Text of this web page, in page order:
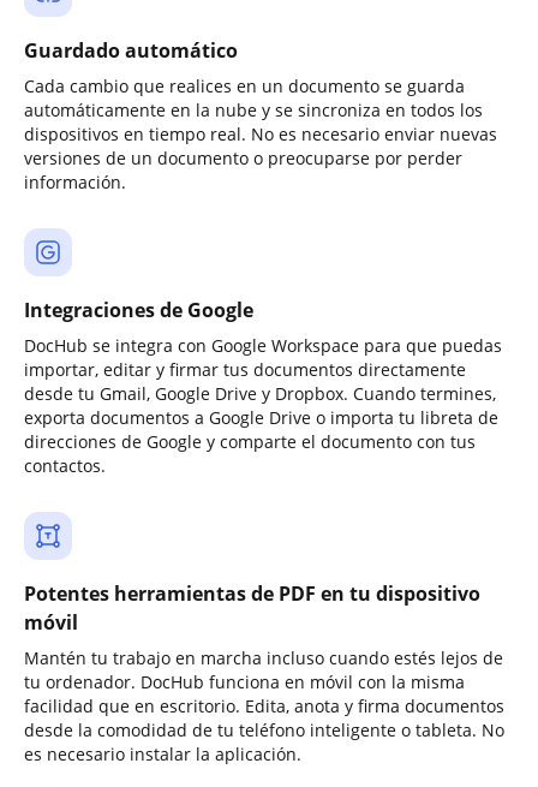
Guardado automático
Cada cambio que realices en un documento se guarda
automáticamente en la nube y se sincroniza en todos los
dispositivos en tiempo real. No es necesario enviar nuevas
versiones de un documento o preocuparse por perder
información.
Integraciones de Google
DocHub se integra con Google Workspace para que puedas
importar, editar y firmar tus documentos directamente
desde tu Gmail, Google Drive y Dropbox. Cuando termines,
exporta documentos a Google Drive o importa tu libreta de
direcciones de Google y comparte el documento con tus
contactos.
Potentes herramientas de PDF en tu dispositivo
móvil
Mantén tu trabajo en marcha incluso cuando estés lejos de
tu ordenador. DocHub funciona en móvil con la misma
facilidad que en escritorio. Edita, anota y firma documentos
desde la comodidad de tu teléfono inteligente o tableta. No
es necesario instalar la aplicación.